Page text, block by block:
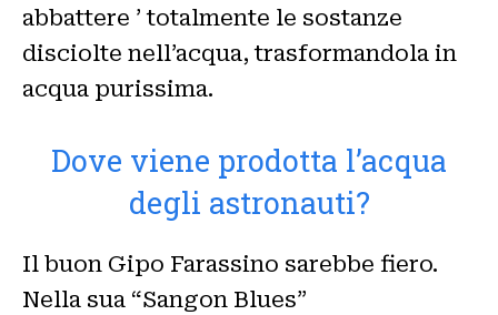
abbattere ’ totalmente le sostanze
disciolte nell’acqua, trasformandola in
acqua purissima.
Dove viene prodotta l’acqua
degli astronauti?
Il buon Gipo Farassino sarebbe fiero.
Nella sua “Sangon Blues”